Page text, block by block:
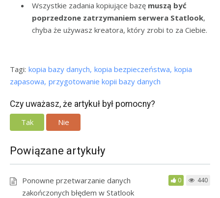
Wszystkie zadania kopiujące bazę muszą być
poprzedzone zatrzymaniem serwera Statlook,
chyba że używasz kreatora, który zrobi to za Ciebie.
Tagi: kopia bazy danych kopia bezpieczeństwa kopia
zapasowa przygotowanie kopii bazy danych
Czy uważasz, że artykuł był pomocny?
Tak
Nie
Powiązane artykuły
Ponowne przetwarzanie danych
zakończonych błędem w Statlook
0 440